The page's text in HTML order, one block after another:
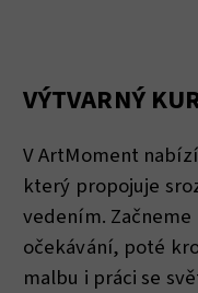
VÝTVARNÝ
V ArtMoment
který propojuje
vedením.
očekávání, poté
malbu i práci se